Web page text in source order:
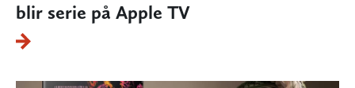
blir serie på Apple TV